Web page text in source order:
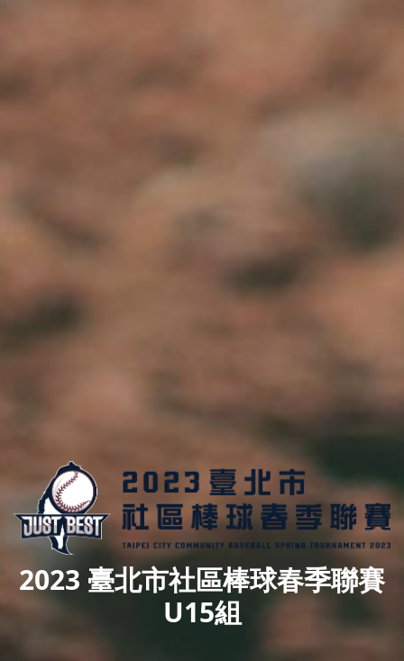
2023 臺北市社區棒球春季聯賽
U15組